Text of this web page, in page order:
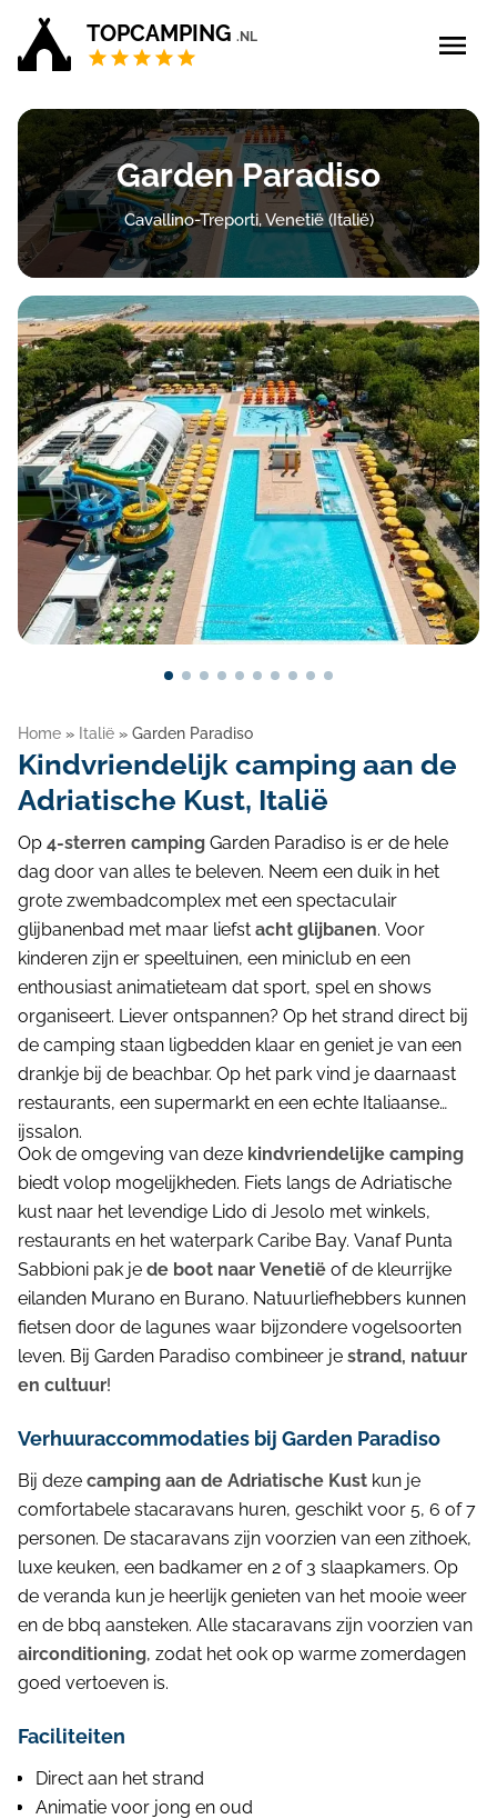
TOPCAMPING .NL
Blog
5 sterren campings
4 sterren campings
Zoek & boek
Bedrijf aanmelden
Blog
Garden Paradiso
Cavallino-Treporti, Venetië (Italië)
Home » Italië » Garden Paradiso
Kindvriendelijk camping aan de
Adriatische Kust, Italië
Op 4-sterren camping Garden Paradiso is er de hele
dag door van alles te beleven. Neem een duik in het
grote zwembadcomplex met een spectaculair
glijbanenbad met maar liefst acht glijbanen. Voor
kinderen zijn er speeltuinen, een miniclub en een
enthousiast animatieteam dat sport, spel en shows
organiseert. Liever ontspannen? Op het strand direct bij
de camping staan ligbedden klaar en geniet je van een
drankje bij de beachbar. Op het park vind je daarnaast
restaurants, een supermarkt en een echte Italiaanse
ijssalon.
Ook de omgeving van deze kindvriendelijke camping
biedt volop mogelijkheden. Fiets langs de Adriatische
kust naar het levendige Lido di Jesolo met winkels,
restaurants en het waterpark Caribe Bay. Vanaf Punta
Sabbioni pak je de boot naar Venetië of de kleurrijke
eilanden Murano en Burano. Natuurliefhebbers kunnen
fietsen door de lagunes waar bijzondere vogelsoorten
leven. Bij Garden Paradiso combineer je strand, natuur
en cultuur!
Verhuuraccommodaties bij Garden Paradiso
Bij deze camping aan de Adriatische Kust kun je
comfortabele stacaravans huren, geschikt voor 5, 6 of 7
personen. De stacaravans zijn voorzien van een zithoek,
luxe keuken, een badkamer en 2 of 3 slaapkamers. Op
de veranda kun je heerlijk genieten van het mooie weer
en de bbq aansteken. Alle stacaravans zijn voorzien van
airconditioning, zodat het ook op warme zomerdagen
goed vertoeven is.
Faciliteiten
Direct aan het strand
Animatie voor jong en oud